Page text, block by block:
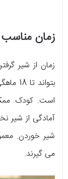
زمان
زمان از شیر
است. کودک
آمادگی از شیر
شیر خوردن.
می گیرند.